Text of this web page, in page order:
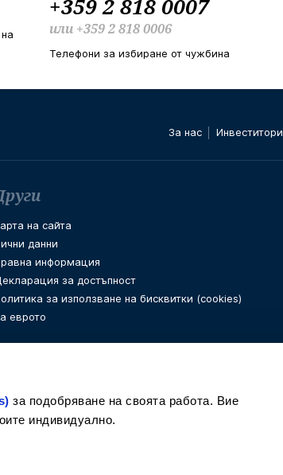
за подобряване на своята работа. Вие
индивидуално.
+359 2 818 0007
или +359 2 818 0006
Телефони за избиране от чужбина
За нас Инвеститори
на сайта
данни
информация
за достъпност
за използване на бисквитки (cookies)
еврото